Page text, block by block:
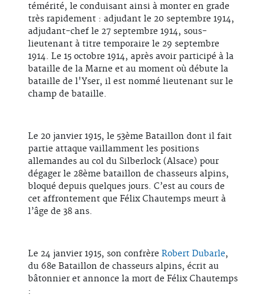
témérité, le conduisant ainsi à monter en grade
très rapidement : adjudant le 20 septembre 1914,
adjudant-chef le 27 septembre 1914, sous-
lieutenant à titre temporaire le 29 septembre
1914. Le 15 octobre 1914, après avoir participé à la
bataille de la Marne et au moment où débute la
bataille de l'Yser, il est nommé lieutenant sur le
champ de bataille.
Le 20 janvier 1915, le 53ème Bataillon dont il fait
partie attaque vaillamment les positions
allemandes au col du Silberlock (Alsace) pour
dégager le 28ème bataillon de chasseurs alpins,
bloqué depuis quelques jours. C’est au cours de
cet affrontement que Félix Chautemps meurt à
l’âge de 38 ans.
Le 24 janvier 1915, son confrère Robert Dubarle,
du 68e Bataillon de chasseurs alpins, écrit au
bâtonnier et annonce la mort de Félix Chautemps
: